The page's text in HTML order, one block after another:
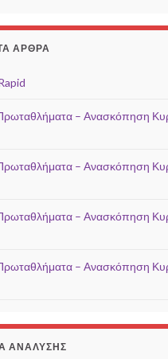
ΆΡΘΡΑ
– Ανασκόπηση
– Ανασκόπηση
– Ανασκόπηση
– Ανασκόπηση
ΑΝΆΛΥΣΗΣ